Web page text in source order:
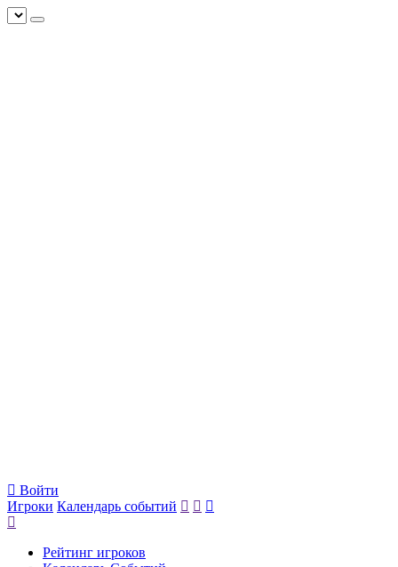
Войти
Игроки Календарь событий
Рейтинг игроков